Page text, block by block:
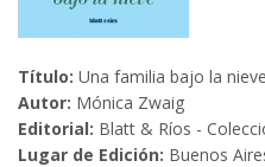
Título: Una familia bajo la nieve
Autor: Mónica Zwaig
Editorial: Blatt & Ríos -
Lugar de Edición: Buenos